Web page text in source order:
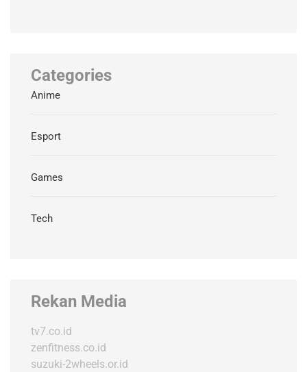
Categories
Anime
Esport
Games
Tech
Rekan Media
tv7.co.id
zenfitness.co.id
suzuki-2wheels.or.id